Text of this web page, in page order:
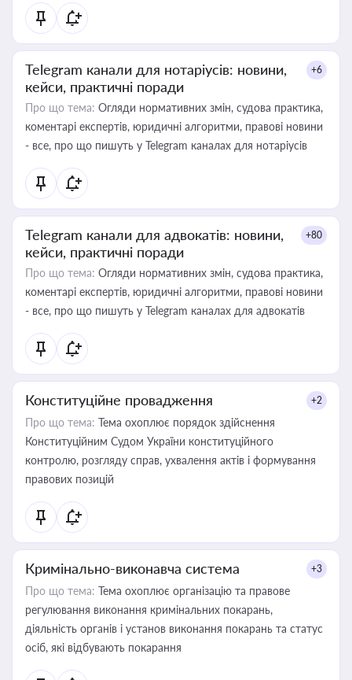
Telegram канали для нотаріусів: новини,
кейси, практичні поради
+6
Про що тема: Огляди нормативних змін, судова практика,
коментарі експертів, юридичні алгоритми, правові новини
- все, про що пишуть у Telegram каналах для нотаріусів
Telegram канали для адвокатів: новини,
кейси, практичні поради
+80
Про що тема: Огляди нормативних змін, судова практика,
коментарі експертів, юридичні алгоритми, правові новини
- все, про що пишуть у Telegram каналах для адвокатів
Конституційне провадження +2
Про що тема: Тема охоплює порядок здійснення
Конституційним Судом України конституційного
контролю, розгляду справ, ухвалення актів і формування
правових позицій
Кримінально-виконавча система +3
Про що тема: Тема охоплює організацію та правове
регулювання виконання кримінальних покарань,
діяльність органів і установ виконання покарань та статус
осіб, які відбувають покарання